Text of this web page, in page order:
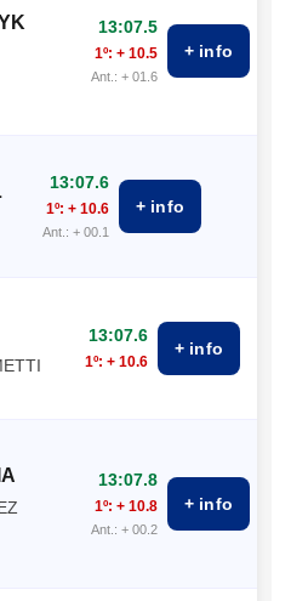
13:07.5
1º: + 10.5
Ant.: + 01.6
+ info
13:07.6
1º: + 10.6
Ant.: + 00.1
+ info
13:07.6
1º: + 10.6
+ info
13:07.8
1º: + 10.8
Ant.: + 00.2
+ info